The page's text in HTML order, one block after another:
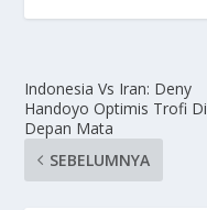
Indonesia Vs Iran: Deny
Handoyo Optimis Trofi Di
Depan Mata
SEBELUMNYA